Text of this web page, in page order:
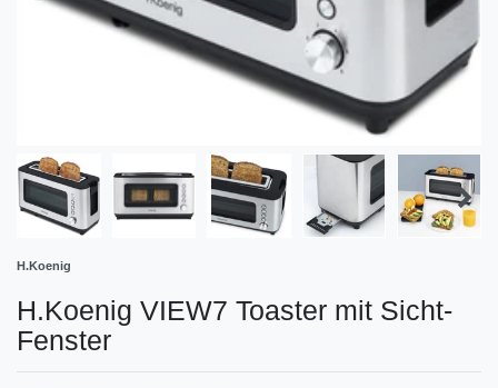
H.Koenig
‎H.Koenig VIEW7 Toaster mit Sicht-
Fenster